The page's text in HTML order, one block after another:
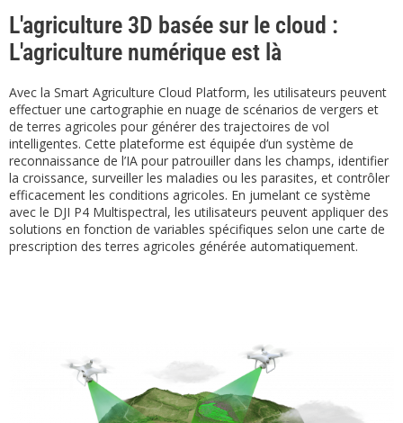
L'agriculture 3D basée sur le cloud :
L'agriculture numérique est là
Avec la Smart Agriculture Cloud Platform, les utilisateurs peuvent
effectuer une cartographie en nuage de scénarios de vergers et
de terres agricoles pour générer des trajectoires de vol
intelligentes. Cette plateforme est équipée d’un système de
reconnaissance de l’IA pour patrouiller dans les champs, identifier
la croissance, surveiller les maladies ou les parasites, et contrôler
efficacement les conditions agricoles. En jumelant ce système
avec le DJI P4 Multispectral, les utilisateurs peuvent appliquer des
solutions en fonction de variables spécifiques selon une carte de
prescription des terres agricoles générée automatiquement.